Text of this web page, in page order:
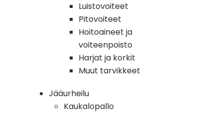
Luistovoiteet
Pitovoiteet
Hoitoaineet ja
voiteenpoisto
Harjat ja korkit
Muut tarvikkeet
Jääurheilu
Kaukalopallo